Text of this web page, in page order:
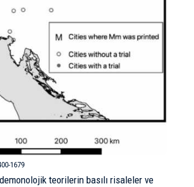
1679
teorilerin basılı risaleler ve